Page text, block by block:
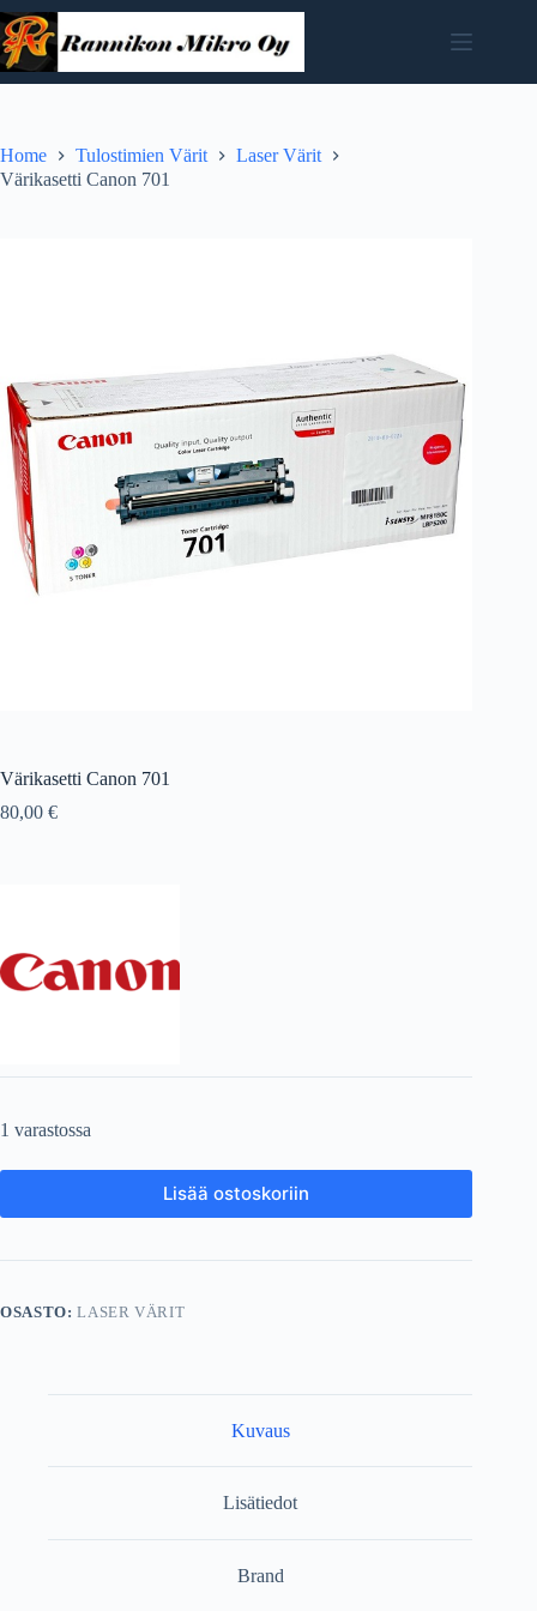
Skip
to
content
Home Tulostimien Värit
Laser Värit
Värikasetti Canon 701
Värikasetti Canon 701
80,00 €
1 varastossa
Lisää ostoskoriin
OSASTO:LASER VÄRIT
Kuvaus
Lisätiedot
Brand